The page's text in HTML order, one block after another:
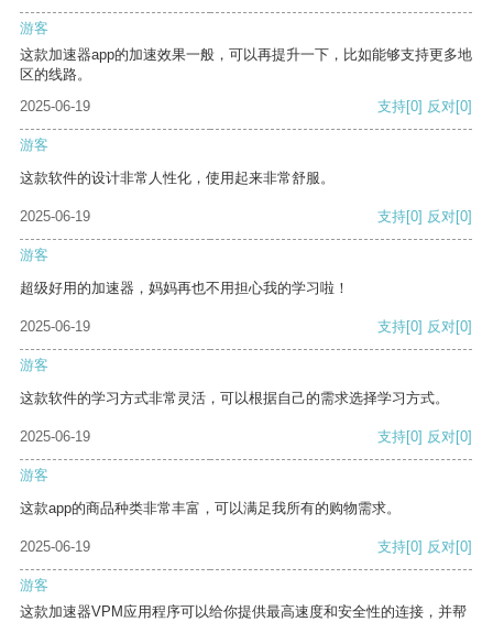
游客
这款加速器app的加速效果一般，可以再提升一下，比如能够支持更多地
区的线路。
2025-06-19
支持[0] 反对[0]
游客
这款软件的设计非常人性化，使用起来非常舒服。
2025-06-19 支持[0] 反对[0]
游客
超级好用的加速器，妈妈再也不用担心我的学习啦！
2025-06-19 支持[0] 反对[0]
游客
这款软件的学习方式非常灵活，可以根据自己的需求选择学习方式。
2025-06-19 支持[0] 反对[0]
游客
这款app的商品种类非常丰富，可以满足我所有的购物需求。
2025-06-19 支持[0] 反对[0]
游客
这款加速器VPM应用程序可以给你提供最高速度和安全性的连接，并帮